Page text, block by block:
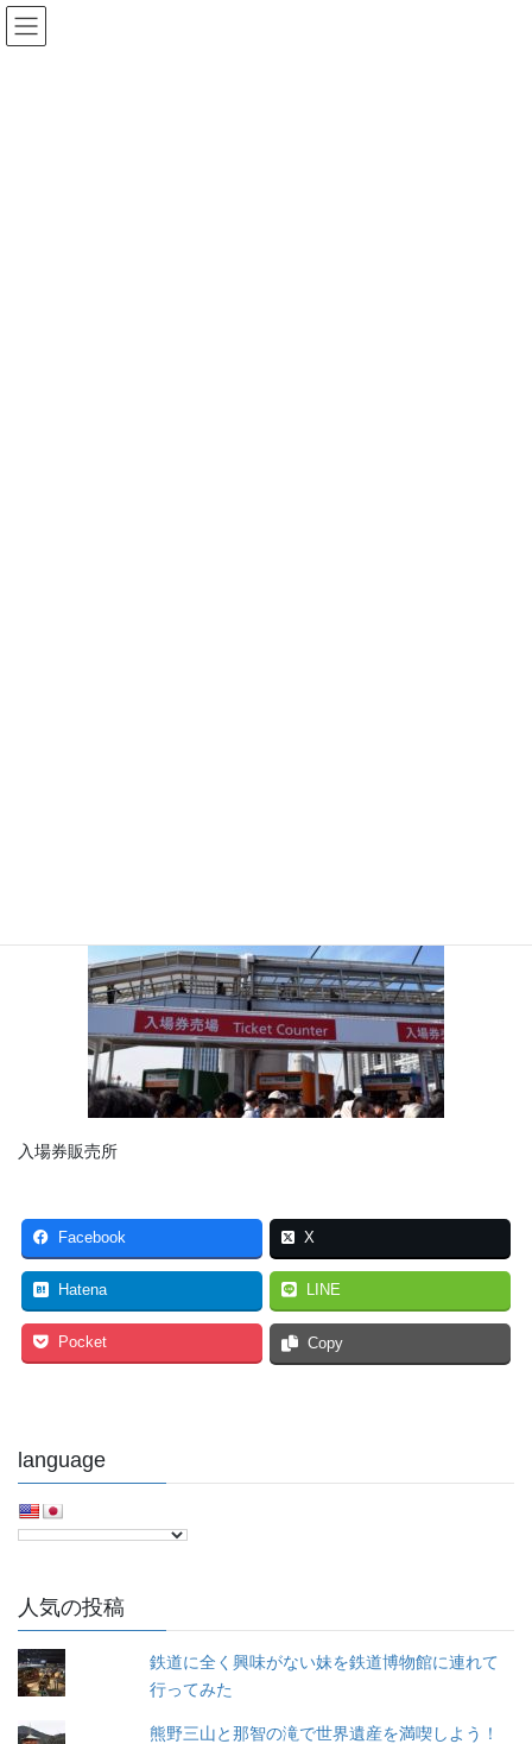
コ
ン
ナ
ビ
入場券販売所
Facebook X
Hatena LINE
Pocket Copy
language
人気の投稿
鉄道に全く興味がない妹を鉄道博物館に連れて
行ってみた
熊野三山と那智の滝で世界遺産を満喫しよう！